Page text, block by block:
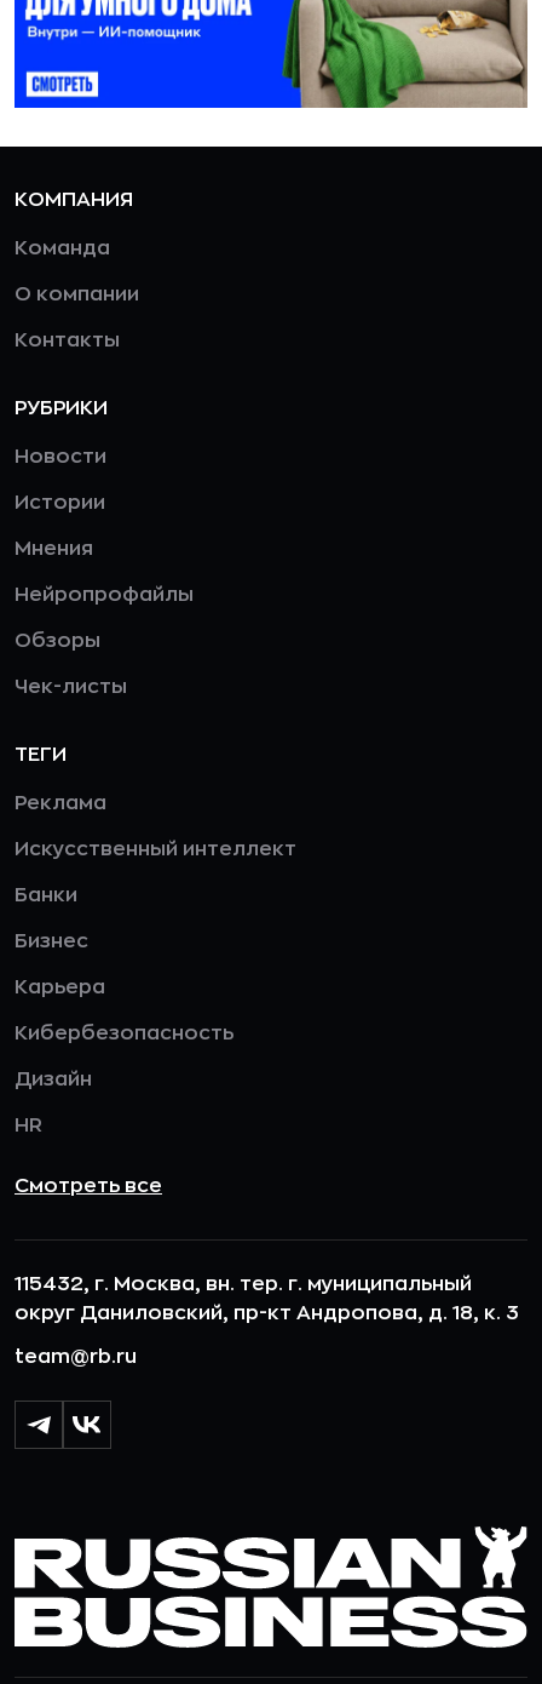
КОМПАНИЯ
Команда
О компании
Контакты
РУБРИКИ
Новости
Истории
Мнения
Нейропрофайлы
Обзоры
Чек-листы
ТЕГИ
Реклама
Искусственный интеллект
Банки
Бизнес
Карьера
Кибербезопасность
Дизайн
HR
Смотреть все
115432, г. Москва, вн. тер. г. муниципальный
округ Даниловский, пр-кт Андропова, д. 18, к. 3
team@rb.ru